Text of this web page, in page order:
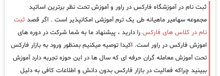
ثبت نام در آموزشگاه فارکس در راور و آموزش تحت نظر برترین اساتید
مجموعه سهامیر ماهیانه طی یک ترم آموزشی امکانپذیر است . اگر قصد ثبت
نام در کلاس های فارکس را دارید ، پیشنهاد ما به شما شرکت در دوره های
اموزش فارکس در راور است. اکیدا توصیه میکنیم بمنظور ورود به بازار فارکس
تحت آموزش معامله گران حرفه ای که سال ها در این حوزه تجربه دارد آموزش
ببینید چراکه فعالیت در بازار فارکس بدون دانش و اطلاعات کافی به دلیل